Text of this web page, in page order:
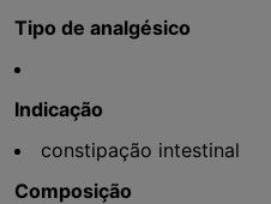
Tipo de analgésico
Indicação
constipação intestinal
Composição